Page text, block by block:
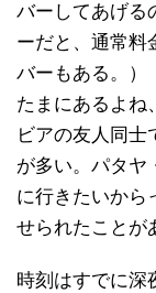
バーしてあげる
ーだと、通常料
バーもある。）
たまにあるよね
ビアの友人同士
が多い。パタヤ
に行きたいから
せられたことが
時刻はすでに深